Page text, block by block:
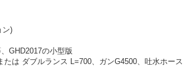
ン)
GHD2017の小型版
は ダブルランス L=700、ガンG4500、吐水ホース